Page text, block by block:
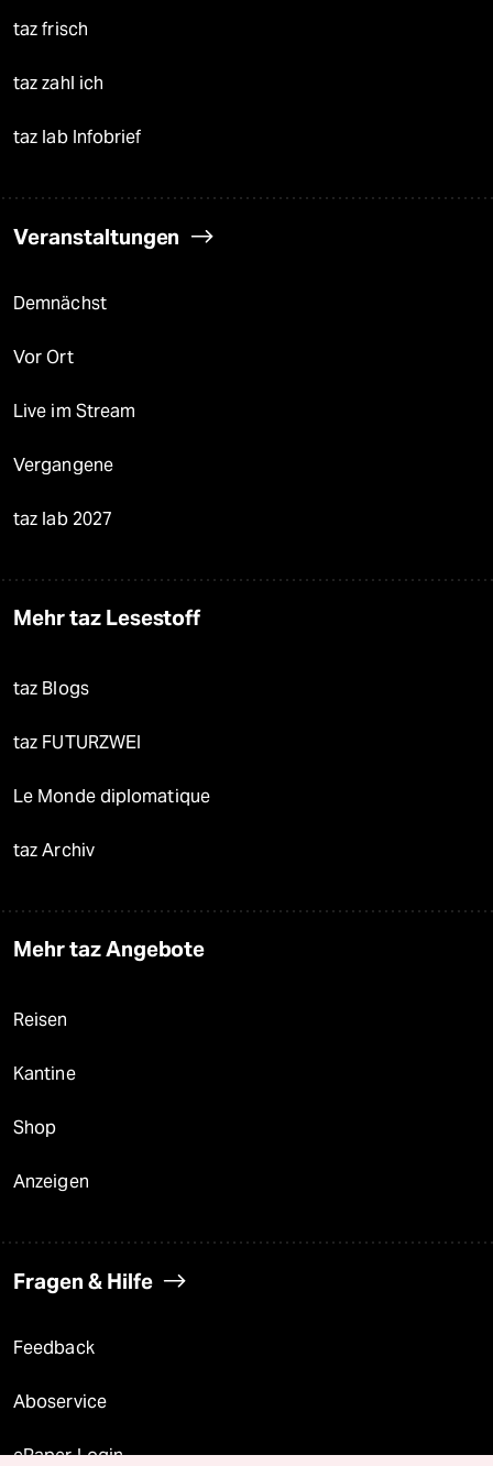
taz frisch
taz zahl ich
taz lab Infobrief
Veranstaltungen
Demnächst
Vor Ort
Live im Stream
Vergangene
taz lab 2027
Mehr taz Lesestoff
taz Blogs
taz FUTURZWEI
Le Monde diplomatique
taz Archiv
Mehr taz Angebote
Reisen
Kantine
Shop
Anzeigen
Fragen & Hilfe
Feedback
Aboservice
ePaper Login